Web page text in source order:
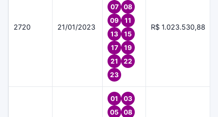
2720 21/01/2023
07
08
09
11
13
15
17
19
21
22
23
R$ 1.023.530,88
01
03
05
08